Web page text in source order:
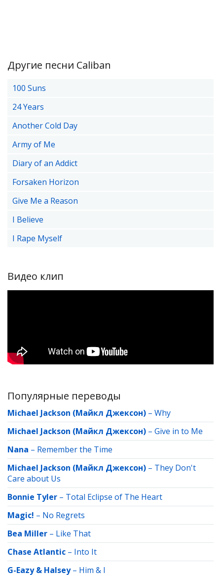
Другие песни Caliban
100 Suns
24 Years
Another Cold Day
Army of Me
Diary of an Addict
Forsaken Horizon
Give Me a Reason
I Believe
I Rape Myself
Видео клип
Популярные переводы
Michael Jackson (Майкл Джексон) – Why
Michael Jackson (Майкл Джексон) – Give in to Me
Nana – Remember the Time
Michael Jackson (Майкл Джексон) – They Don't
Care about Us
Bonnie Tyler – Total Eclipse of The Heart
Magic! – No Regrets
Bea Miller – Like That
Chase Atlantic – Into It
G-Eazy & Halsey– Him & I